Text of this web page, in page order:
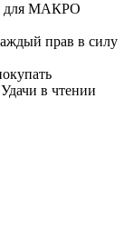
для МАКРО
прав в силу
в чтении